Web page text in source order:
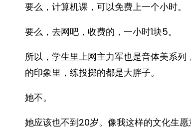
要么，计算机课，可以免费上一个小时。
要么，去网吧，收费的，一小时1块5。
所以，学生里上网主力军也是音体美系
的印象里，练投掷的都是大胖子。
她不。
她应该也不到20岁。像我这样的文化生